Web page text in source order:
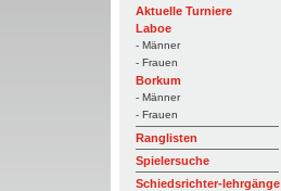
Aktuelle Turniere
Laboe
- Männer
- Frauen
Borkum
- Männer
- Frauen
Ranglisten
Spielersuche
Schiedsrichter-lehrgänge